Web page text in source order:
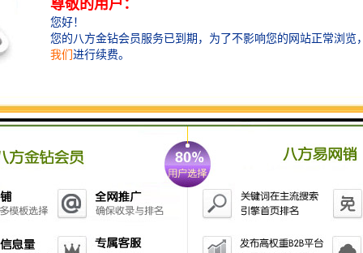
局核名有什么条件？或者说什么样的企业才能申请总局
企业？
①纯内资无行政区域的公司，需要注册资金5000万以